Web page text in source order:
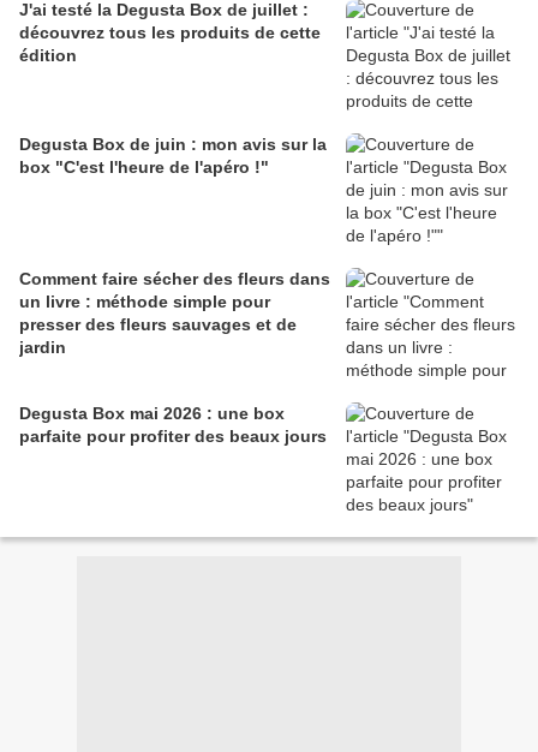
J'ai testé la Degusta Box de juillet :
découvrez tous les produits de cette
édition
Degusta Box de juin : mon avis sur la
box "C'est l'heure de l'apéro !"
Comment faire sécher des fleurs dans
un livre : méthode simple pour
presser des fleurs sauvages et de
jardin
Degusta Box mai 2026 : une box
parfaite pour profiter des beaux jours